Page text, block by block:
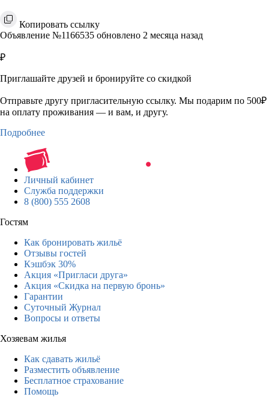
Копировать ссылку
Объявление №1166535 обновлено 2 месяца назад
₽
Приглашайте друзей и бронируйте со скидкой
Отправьте другу пригласительную ссылку. Мы подарим по 500₽
на оплату проживания — и вам, и другу.
Подробнее
Личный кабинет
Служба поддержки
8 (800) 555 2608
Гостям
Как бронировать жильё
Отзывы гостей
Кэшбэк 30%
Акция «Пригласи друга»
Акция «Скидка на первую бронь»
Гарантии
Суточный Журнал
Вопросы и ответы
Хозяевам жилья
Как сдавать жильё
Разместить объявление
Бесплатное страхование
Помощь